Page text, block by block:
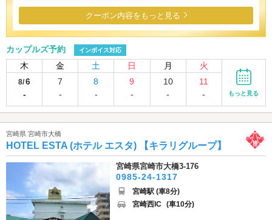
クーポン内容をもっと見る
カップルズ予約 インボイス対応
木 金 土 日 月 火
8/6
-
7
-
8
-
9
-
10
-
11
-
もっと見る
宮崎県 宮崎市大橋
HOTEL ESTA (ホテル エスタ) 【キラリグループ】
宮崎県宮崎市大橋3-176
0985-24-1317
宮崎駅 (車8分)
宮崎西IC (車10分)